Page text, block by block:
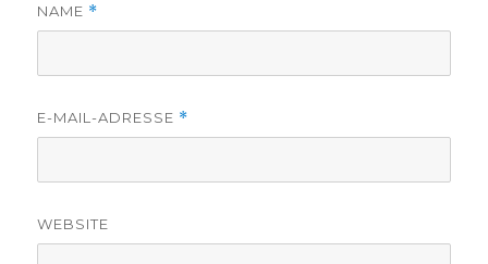
NAME *
E-MAIL-ADRESSE *
WEBSITE